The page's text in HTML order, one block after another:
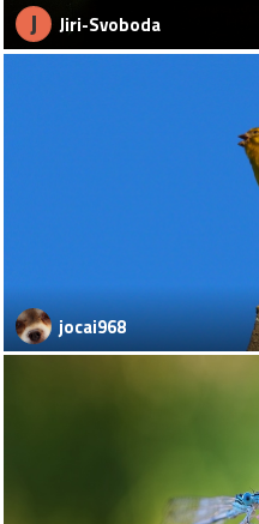
J Jiri-Svoboda
jocai968